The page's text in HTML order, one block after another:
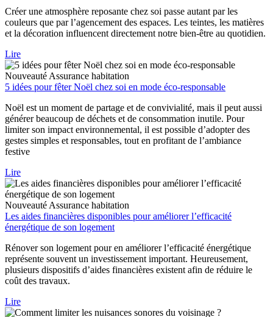
Créer une atmosphère reposante chez soi passe autant par les
couleurs que par l’agencement des espaces. Les teintes, les matières
et la décoration influencent directement notre bien-être au quotidien.
Lire
Nouveauté Assurance habitation
5 idées pour fêter Noël chez soi en mode éco-responsable
Noël est un moment de partage et de convivialité, mais il peut aussi
générer beaucoup de déchets et de consommation inutile. Pour
limiter son impact environnemental, il est possible d’adopter des
gestes simples et responsables, tout en profitant de l’ambiance
festive
Lire
Nouveauté Assurance habitation
Les aides financières disponibles pour améliorer l’efficacité
énergétique de son logement
Rénover son logement pour en améliorer l’efficacité énergétique
représente souvent un investissement important. Heureusement,
plusieurs dispositifs d’aides financières existent afin de réduire le
coût des travaux.
Lire